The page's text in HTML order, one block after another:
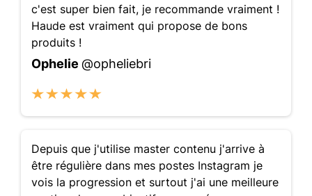
c'est super bien fait, je recommande vraiment !
Haude est vraiment qui propose de bons
produits !
Ophelie @opheliebri
Depuis que j'utilise master contenu j'arrive à
être régulière dans mes postes Instagram je
vois la progression et surtout j'ai une meilleure